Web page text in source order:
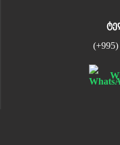
(+995)